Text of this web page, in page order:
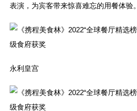
表演，为宾客带来惊喜难忘的用餐体验。
永利皇宫